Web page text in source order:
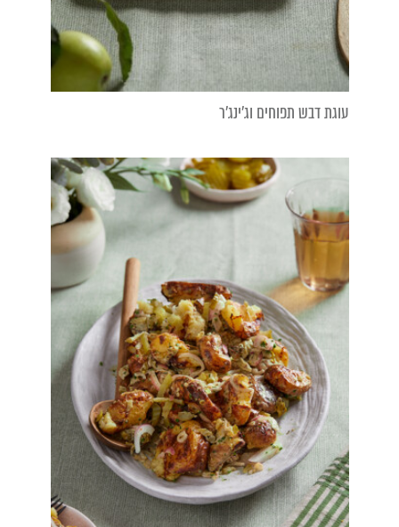
עוגת דבש תפוחים וג'ינג'ר